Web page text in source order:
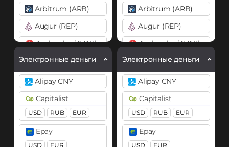
Arbitrum (ARB)
Augur (REP)
Avalanche (AVAX)
X Chain C Chain
Axie Infinity (AXS)
Balancer (BAL)
Band
Basic Attention Token (BAT)
BEP20 ERC20
Электронные деньги
Alipay CNY
Capitalist
USD RUB EUR
Epay
USD EUR
Arbitrum (ARB)
Augur (REP)
Avalanche (AVAX)
X Chain C Chain
Axie Infinity (AXS)
Balancer (BAL)
Band
Basic Attention Token
BEP20 ERC20
Электронные деньги
Alipay CNY
Capitalist
USD RUB EUR
Epay
USD EUR